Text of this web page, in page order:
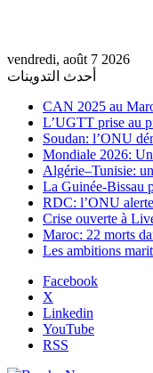
vendredi, août 7 2026
أحدث التدوينات
CAN 2025 au
L’UGTT prise au
Soudan: l’ONU
Mondiale 2026:
Algérie–Tunisie:
La Guinée-Bissau
RDC: l’ONU
Crise ouverte à
Maroc: 22 morts
Les ambitions
Facebook
X
Linkedin
YouTube
RSS